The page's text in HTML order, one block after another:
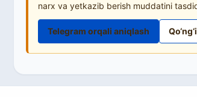
narx va yetkazib berish muddatini
Telegram orqali aniqlash